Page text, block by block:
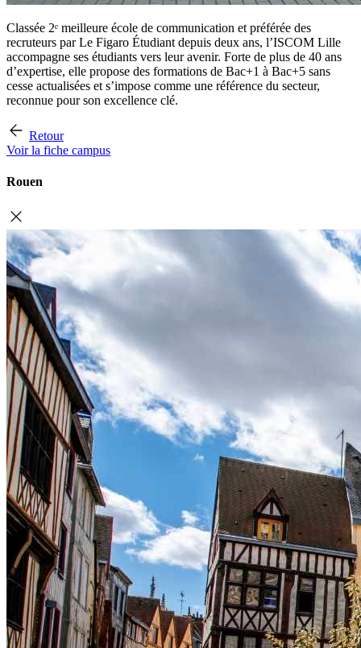
Classée 2ᵉ meilleure école de communication et préférée des
recruteurs par Le Figaro Étudiant depuis deux ans, l’ISCOM Lille
accompagne ses étudiants vers leur avenir. Forte de plus de 40 ans
d’expertise, elle propose des formations de Bac+1 à Bac+5 sans
cesse actualisées et s’impose comme une référence du secteur,
reconnue pour son excellence clé.
Retour
Voir la fiche campus
Rouen